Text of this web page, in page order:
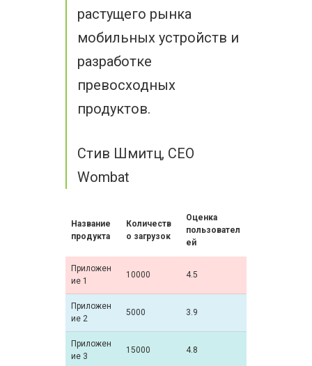
растущего рынка
мобильных устройств и
разработке
превосходных
продуктов.
Стив Шмитц, CEO
Wombat
Название
продукта
Количеств
о загрузок
Оценка
пользовател
ей
Приложен
ие 1
10000 4.5
Приложен
ие 2
5000 3.9
Приложен
ие 3
15000 4.8